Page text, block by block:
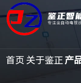
鉴正智
专注全自动电镀
首页 关于鉴正产